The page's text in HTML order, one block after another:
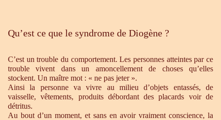
Qu’est ce que le syndrome de Diogène ?
C’est un trouble du comportement. Les personnes atteintes par ce
trouble vivent dans un amoncellement de choses qu’elles
stockent. Un maître mot : « ne pas jeter ».
Ainsi la personne va vivre au milieu d’objets entassés, de
vaisselle, vêtements, produits débordant des placards voir de
détritus.
Au bout d’un moment, et sans en avoir vraiment conscience, la